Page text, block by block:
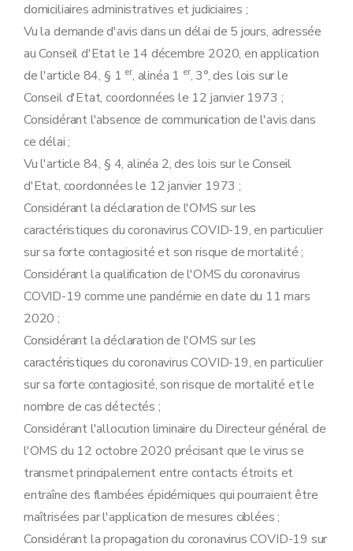
domiciliaires administratives et judiciaires ;
Vu la demande d'avis dans un délai de 5 jours, adressée
au Conseil d'Etat le 14 décembre 2020, en application
de l'article 84, § 1 er, alinéa 1 er, 3°, des lois sur le
Conseil d'Etat, coordonnées le 12 janvier 1973 ;
Considérant l'absence de communication de l'avis dans
ce délai ;
Vu l'article 84, § 4, alinéa 2, des lois sur le Conseil
d'Etat, coordonnées le 12 janvier 1973 ;
Considérant la déclaration de l'OMS sur les
caractéristiques du coronavirus COVID-19, en particulier
sur sa forte contagiosité et son risque de mortalité ;
Considérant la qualification de l'OMS du coronavirus
COVID-19 comme une pandémie en date du 11 mars
2020 ;
Considérant la déclaration de l'OMS sur les
caractéristiques du coronavirus COVID-19, en particulier
sur sa forte contagiosité, son risque de mortalité et le
nombre de cas détectés ;
Considérant l'allocution liminaire du Directeur général de
l'OMS du 12 octobre 2020 précisant que le virus se
transmet principalement entre contacts étroits et
entraîne des flambées épidémiques qui pourraient être
maîtrisées par l'application de mesures ciblées ;
Considérant la propagation du coronavirus COVID-19 sur